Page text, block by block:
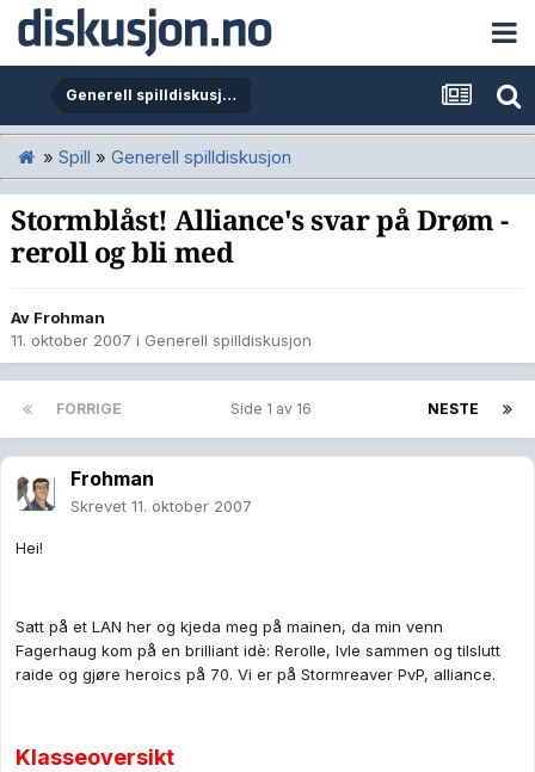
Generell spilldiskusjon
» Spill » Generell spilldiskusjon
Stormblåst! Alliance's svar på Drøm -
reroll og bli med
Av Frohman
11. oktober 2007 i Generell spilldiskusjon
FORRIGE NESTE
Side 1 av 16
Frohman
Skrevet 11. oktober 2007
Hei!
Satt på et LAN her og kjeda meg på mainen, da min venn
Fagerhaug kom på en brilliant idè: Rerolle, lvle sammen og tilslutt
raide og gjøre heroics på 70. Vi er på Stormreaver PvP, alliance.
Klasseoversikt